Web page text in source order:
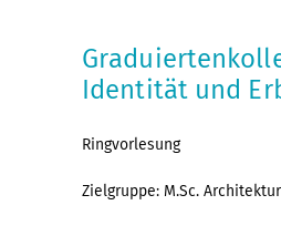
Identität und
Ringvorlesung
Zielgruppe: M.Sc.